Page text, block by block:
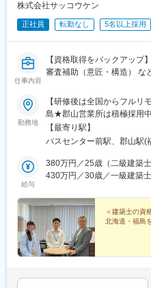
株式会社サッコウケン
正社員 転勤なし 5名以上採用
仕事内容
【資格取得をバックアップ
審査補助（意匠・構造） な
勤務地
【研修後は全国からフルリ
島★郡山営業所は積極採用
――――――――――――――■札
1条東2丁目6 大通バスセン
務も可能！＞研修期間中の
ただきますが、その後は全
（一級・二級）保有者 1カ
の研修期間となります。※
則ご出社をお願いしており
【最寄り駅】
バスセンター前駅、郡山駅(
給与
380万円／25歳（二級建築
430万円／30歳／一級建築
＜建築士の資
北海道・福島